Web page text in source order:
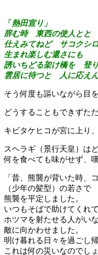
「 熱田宣り」
辞む時 東西の使人とと
仕えみてねど サコクシ
生まれ楽しむ還さにも
誘いちどる架け橋を 登
雲居に待つと 人に応え
そう何度も謳いながら目
どうすることもできずた
キビタケヒコが宮に上り
スヘラギ（景行天皇）は
何を食べても味がせず、
「昔、熊襲が背いた時、
（少年の髪型）の若さで
熊襲を平定しました。
いつもそばで助けてくれ
ホツマを射たせる人がい
敵に向かわせました。
明け暮れる日々を過ごし
これは何の災いなのでしょ